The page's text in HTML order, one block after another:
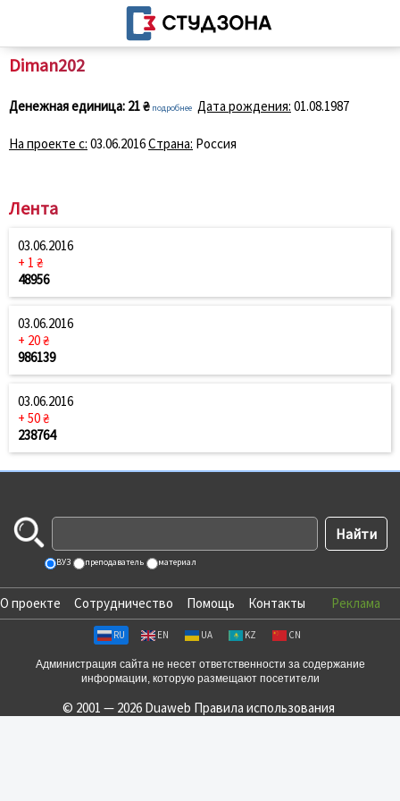
Diman202
Денежная единица: 21 ₴ подробнее Дата рождения: 01.08.1987
На проекте с: 03.06.2016Страна: Россия
Лента
03.06.2016
+ 1 ₴
48956
03.06.2016
+ 20 ₴
986139
03.06.2016
+ 50 ₴
238764
ВУЗ преподаватель материал
О проекте Сотрудничество Помощь Контакты Реклама
RU EN UA KZ CN
Администрация сайта не несет ответственности за содержание
информации, которую размещают посетители
© 2001 — 2026 Duaweb Правила использования